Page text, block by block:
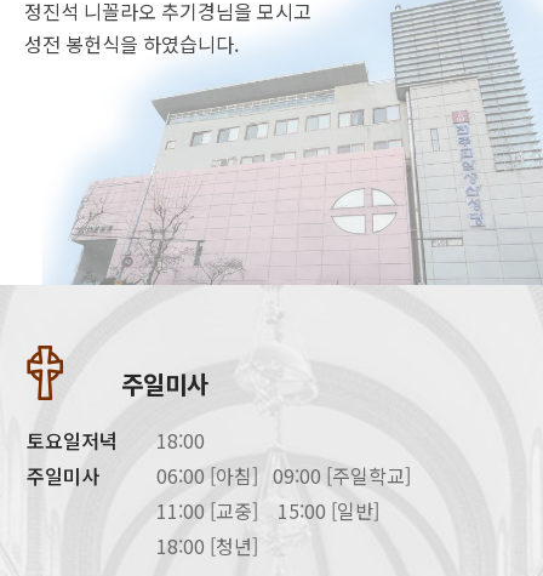
정진석 니꼴라오 추기경님을 모시고
성전 봉헌식을 하였습니다.
주일미사
토요일저녁
18:00
주일미사
06:00 [아침] 09:00 [주일학교]
11:00 [교중] 15:00 [일반]
18:00 [청년]